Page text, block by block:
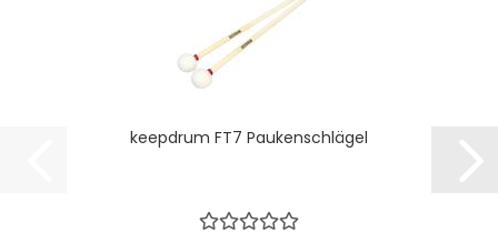
keepdrum FT7 Paukenschlägel